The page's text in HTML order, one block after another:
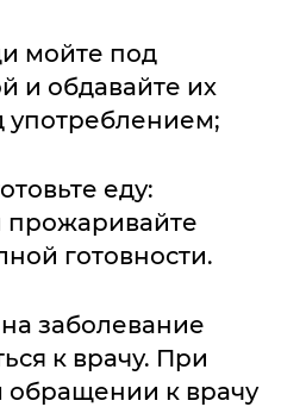
мойте под
и обдавайте их
употреблением;
еду:
прожаривайте
готовности.
заболевание
к врачу. При
к врачу